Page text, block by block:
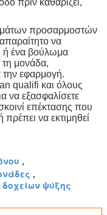
προσαρμοστών
να
ή ένα βούλωμα
μονάδα,
την εφαρμογή.
qualifi και όλους
να εξασφαλίσετε
επέκτασης που
να εκτιμηθεί
,
,
ψύξης